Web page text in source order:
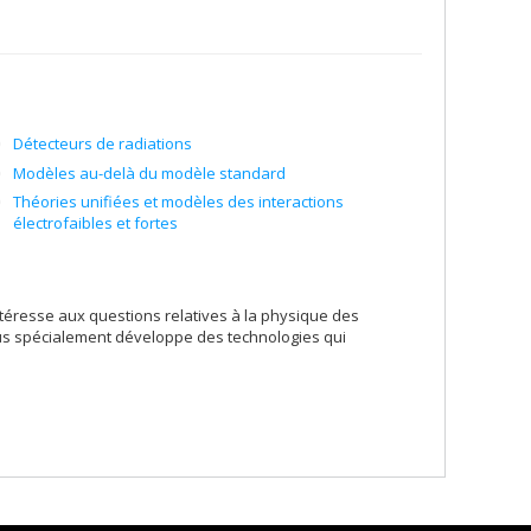
Détecteurs de radiations
Modèles au-delà du modèle standard
Théories unifiées et modèles des interactions
électrofaibles et fortes
aux questions relatives à la physique des
spécialement développe des technologies qui